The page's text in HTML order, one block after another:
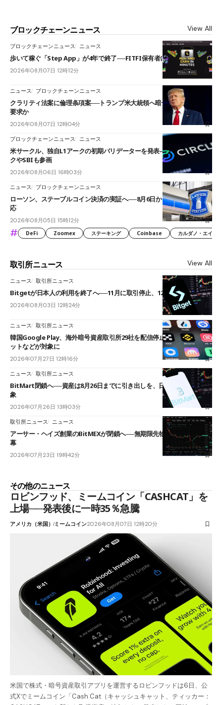
ブロックチェーンニュース View All
ブロックチェーンニュース ニュース
歩いて稼ぐ「Step App」が4年で終了──FITFI保有者に対応呼びかけ
2026年08月07日 12時12分
ニュース ブロックチェーンニュース
クラリティ法案に倫理条項案──トランプ米大統領へ暗号資産事業の売却
要求か
2026年08月07日 12時04分
ブロックチェーンニュース ニュース
米サークル、独自L1アークの初期バリデーターを発表――ブラックロッ
クやSBIも参画
2026年08月06日 16時03分
ニュース ブロックチェーンニュース
ローソン、ステーブルコイン決済の実証へ──8月6日からJPYCやUSDC対
応
2026年08月05日 15時12分
# DeFi Zoomex ステーキング Coinbase カルダノ・エイ
取引所ニュース View All
ニュース 取引所ニュース
Bitgetが日本人の利用を終了へ──11月に取引停止、12月末に強制決済
2026年08月03日 12時24分
ニュース 取引所ニュース
韓国Google Play、海外暗号資産取引所29社を配信停止──OKXやバイビ
ットなどが対象に
2026年07月27日 12時16分
ニュース 取引所ニュース
BitMart閉鎖へ──資産は8月26日までに引き出しを、日本人利用者も対
象
2026年07月26日 13時03分
取引所ニュース ニュース
アーサー・ヘイズ創業のBitMEXが閉鎖へ──無期限先物を生んだ11年に
幕
2026年07月23日 19時42分
その他のニュース
ロビンフッド、ミームコイン「CASHCAT」を
上場──発表後に一時35％急騰
アメリカ（米国）ミームコイン2026年08月07日 12時20分
米国で株式・暗号資産取引アプリを運営するロビンフッドは6日、公
式Xでミームコイン「Cash Cat（キャッシュキャット、ティッカー：